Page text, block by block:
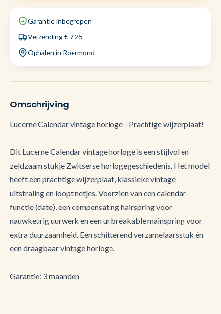
Garantie inbegrepen
Verzending € 7,25
Ophalen in Roermond
Omschrijving
Lucerne Calendar vintage horloge - Prachtige wijzerplaat!
Dit Lucerne Calendar vintage horloge is een stijlvol en
zeldzaam stukje Zwitserse horlogegeschiedenis. Het model
heeft een prachtige wijzerplaat, klassieke vintage
uitstraling en loopt netjes. Voorzien van een calendar-
functie (date), een compensating hairspring voor
nauwkeurig uurwerk en een unbreakable mainspring voor
extra duurzaamheid. Een schitterend verzamelaarsstuk én
een draagbaar vintage horloge.
Garantie: 3 maanden